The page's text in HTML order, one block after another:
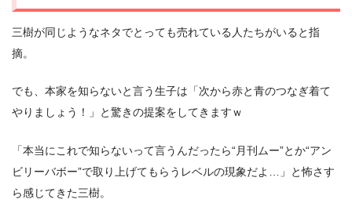
三樹が同じようなネタでとっても売れている人たちがいると指
摘。
でも、本家を知らないと言う生子は「次から赤と青のつなぎ着て
やりましょう！」と驚きの提案をしてきますｗ
「本当にこれで知らないって言うんだったら“月刊ムー”とか“アン
ビリーバボー”で取り上げてもらうレベルの現象だよ…」と怖さす
ら感じてきた三樹。